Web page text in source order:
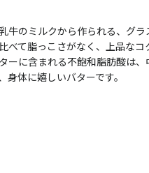
牛のミルクから作られる、グラ
べて脂っこさがなく、上品なコ
ーに含まれる不飽和脂肪酸は
身体に嬉しいバターです。